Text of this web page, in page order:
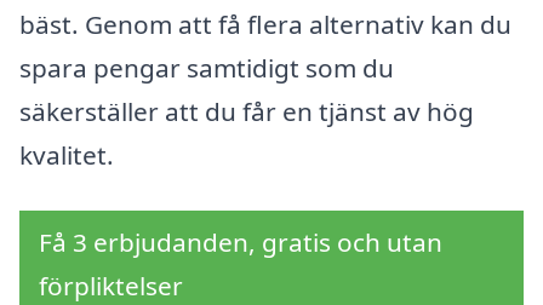
bäst. Genom att få flera alternativ kan du
spara pengar samtidigt som du
säkerställer att du får en tjänst av hög
kvalitet.
Få 3 erbjudanden, gratis och utan
förpliktelser